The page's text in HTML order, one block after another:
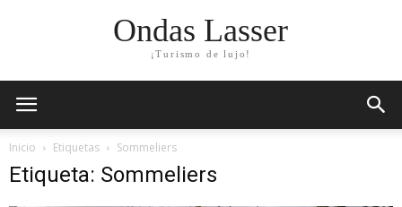
Ondas Lasser
¡Turismo de lujo!
Inicio Etiquetas Sommeliers
Etiqueta: Sommeliers